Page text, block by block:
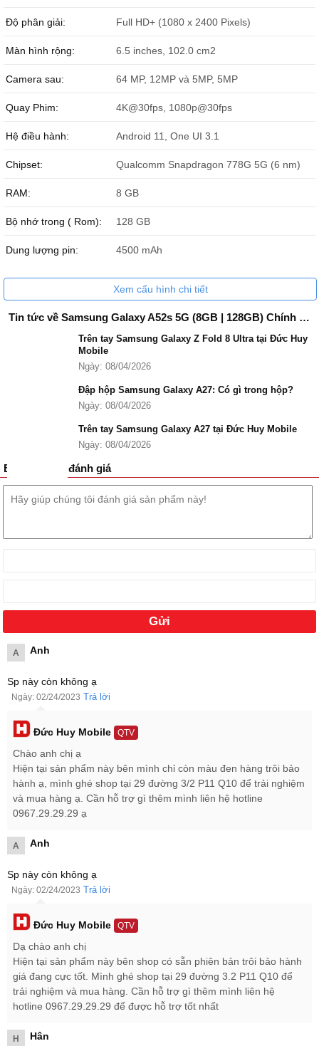
Samsung Galaxy A52s 5Gđược bán chính hãng hàng Mới 100%
góp 0% thủ tục đơn giản, bảo hành 12 tháng chính hãng Samsung
toàn quốc, và hỗ trợ giao hàng tận nơi toàn quốc.
Thiết kế Samsung Galaxy A52s 5G đơn giản, bắt mắt
tiêu chuẩn, với thiết kế nguyên khối và mặt lưng nhựa
nhám tạo nên tổng thể đơn giản nhưng không kém phần hiện đại,
Chưa dừng lại ở đó, hãng
Samsung Galaxy A52s 5G công nghệ chống nước và bụi bẩn độc
đáo chuẩn IP67 để có thể chống nước ở độ sâu 1 mét tối đa trong
vòng 30 phút.
Màn hình Samsung Galaxy A52s 5G rực rỡ
màn hình nốt ruồi hiện đại, tối đa không gian hiển thị. Galaxy A52s
thước 6.5 inch hỗ trợ độ phân giải Full HD+ và tần số quét 120Hz.
Màn hình này cho người dùng trải nghiệm hình ảnh cực kỳ hiện
đại, sắc nét. Bên cạnh đó, màn hình Galaxy A52s 5G còn tích hợp
cảm biến vân tay dưới màn hình giúp máy có tính bảo mật tốt hơn.
Độ phân giải: Full HD+ (1080 x 2400 Pixels)
Màn hình rộng: 6.5 inches, 102.0 cm2
Camera sau: 64 MP, 12MP và 5MP, 5MP
Quay Phim: 4K@30fps, 1080p@30fps
Hệ điều hành: Android 11, One UI 3.1
Chipset: Qualcomm Snapdragon 778G 5G (6 nm)
RAM: 8 GB
Bộ nhớ trong ( Rom): 128 GB
Dung lượng pin: 4500 mAh
Xem cấu hình chi tiết
Tin tức về Samsung Galaxy A52s 5G (8GB | 128GB) Chính Hãng
Trên tay Samsung Galaxy Z Fold 8 Ultra tại Đức Huy
Mobile
Ngày: 08/04/2026
Đập hộp Samsung Galaxy A27: Có gì trong hộp?
Ngày: 08/04/2026
Trên tay Samsung Galaxy A27 tại Đức Huy Mobile
Ngày: 08/04/2026
Bình luận và đánh giá
A Anh
Sp này còn không ạ
Ngày: 02/24/2023 Trả lời
Đức Huy Mobile QTV
Chào anh chị ạ
Hiện tại sản phẩm này bên mình chỉ còn màu đen hàng trôi bảo
hành ạ, mình ghé shop tại 29 đường 3/2 P11 Q10 để trải nghiệm
và mua hàng ạ. Cần hỗ trợ gì thêm mình liên hệ hotline
0967.29.29.29 ạ
A Anh
Sp này còn không ạ
Ngày: 02/24/2023 Trả lời
Đức Huy Mobile QTV
Dạ chào anh chị
Hiện tại sản phẩm này bên shop có sẵn phiên bản trôi bảo hành
giá đang cực tốt. Mình ghé shop tại 29 đường 3.2 P11 Q10 để
trải nghiệm và mua hàng. Cần hỗ trợ gì thêm mình liên hệ
hotline 0967.29.29.29 để được hỗ trợ tốt nhất
H Hân